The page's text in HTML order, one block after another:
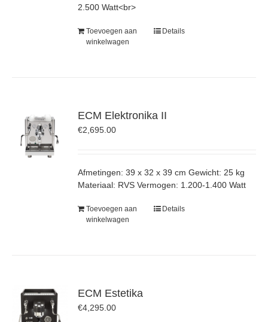
2.500 Watt<br>
Toevoegen aan
winkelwagen
Details
ECM Elektronika II
€2,695.00
Afmetingen: 39 x 32 x 39 cm Gewicht: 25 kg
Materiaal: RVS Vermogen: 1.200-1.400 Watt
Toevoegen aan
winkelwagen
Details
ECM Estetika
€4,295.00